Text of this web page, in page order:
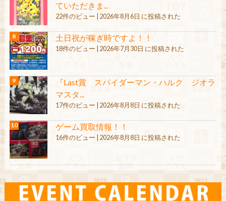
ていただきま...
22件のビュー 2026年8月6日 に投稿された
土日祝が稼ぎ時ですよ！！
18件のビュー 2026年7月30日 に投稿された
『Last賞 スパイダーマン・ハルク ジオラ
マスタ...
17件のビュー 2026年8月8日 に投稿された
ゲーム買取情報！！
16件のビュー 2026年8月8日 に投稿された